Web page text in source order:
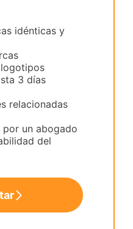
idénticas y
3 días
relacionadas
un abogado
del